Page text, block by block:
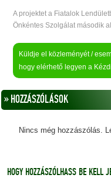
A projektet a Fiatalok
Önkéntes Szolgálat második
Küldje el közleményét /
hogy elérhető legyen a
» HOZZÁSZÓLÁSOK
Nincs még hozzászólás.
HOGY HOZZÁSZÓLHASS BE KELL